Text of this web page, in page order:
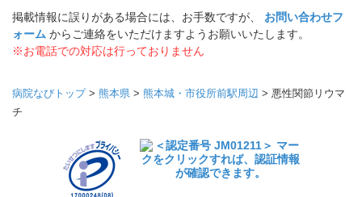
掲載情報に誤りがある場合には、お手数ですが、 お問い合わせフ
ォーム からご連絡をいただけますようお願いいたします。
※お電話での対応は行っておりません
病院なびトップ> 熊本県 > 熊本城・市役所前駅周辺 > 悪性関節リウマ
チ